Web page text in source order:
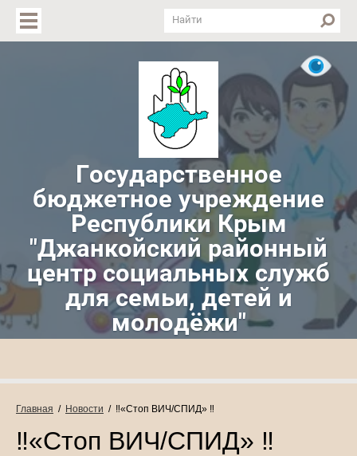
Версия для слабовидящих
Государственное
бюджетное учреждение
Республики Крым
"Джанкойский районный
центр социальных служб
для семьи, детей и
молодёжи"
Главная
  /
Новости
  /  ‼«Стоп ВИЧ/СПИД» ‼
‼«Стоп ВИЧ/СПИД» ‼